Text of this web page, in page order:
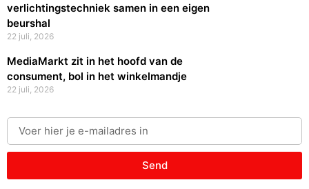
verlichtingstechniek samen in een eigen
beurshal
22 juli, 2026
MediaMarkt zit in het hoofd van de
consument, bol in het winkelmandje
22 juli, 2026
Send